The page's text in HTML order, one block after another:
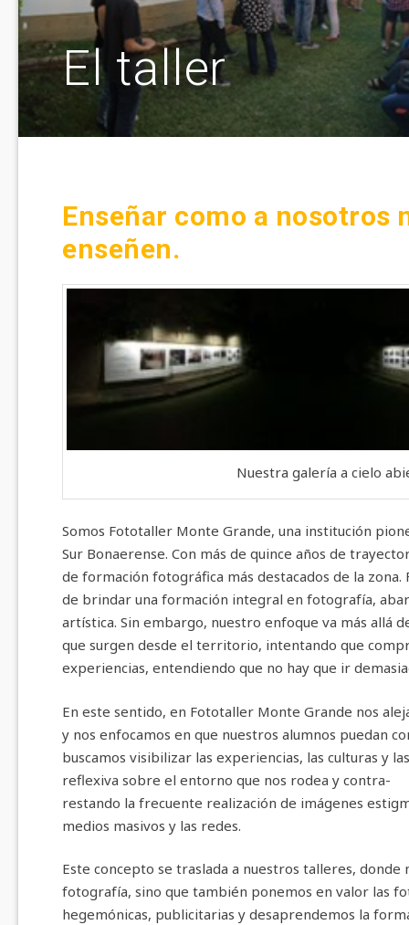
El taller
Enseñar como a nosotros
enseñen.
Nuestra galería a cielo
Somos Fototaller Monte Grande, una institución
Sur Bonaerense. Con más de quince años de
de formación fotográfica más destacados de la
de brindar una formación integral en fotografía,
artística. Sin embargo, nuestro enfoque va más allá
que surgen desde el territorio, intentando que
experiencias, entendiendo que no hay que ir
En este sentido, en Fototaller Monte Grande nos
y nos enfocamos en que nuestros alumnos puedan
buscamos visibilizar las experiencias, las culturas y
reflexiva sobre el entorno que nos rodea y contra-
restando la frecuente realización de imágenes
medios masivos y las redes.
Este concepto se traslada a nuestros talleres,
fotografía, sino que también ponemos en valor las
hegemónicas, publicitarias y desaprendemos la